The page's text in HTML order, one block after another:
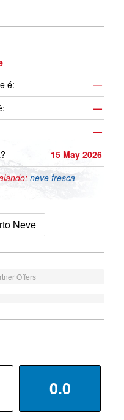
é:
—
—
—
15 May 2026
neve fresca
Neve
Offers
0.0